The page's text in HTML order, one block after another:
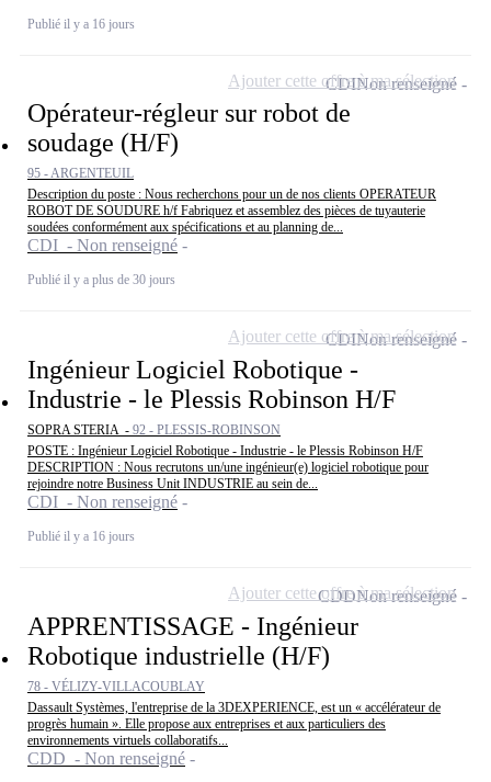
Publié il y a 16 jours
Opérateur-régleur sur robot de
soudage (H/F)
95 - ARGENTEUIL
Description du poste : Nous recherchons pour un de nos clients OPERATEUR
ROBOT DE SOUDURE h/f Fabriquez et assemblez des pièces de tuyauterie
soudées conformément aux spécifications et au planning de...
CDI - Non renseigné
Publié il y a plus de 30 jours
CDINon renseigné
Ajouter cette offre à ma sélection
Ingénieur Logiciel Robotique -
Industrie - le Plessis Robinson H/F
SOPRA STERIA - 92 - PLESSIS-ROBINSON
POSTE : Ingénieur Logiciel Robotique - Industrie - le Plessis Robinson H/F
DESCRIPTION : Nous recrutons un/une ingénieur(e) logiciel robotique pour
rejoindre notre Business Unit INDUSTRIE au sein de...
CDI - Non renseigné
Publié il y a 16 jours
CDINon renseigné
Ajouter cette offre à ma sélection
APPRENTISSAGE - Ingénieur
Robotique industrielle (H/F)
78 - VÉLIZY-VILLACOUBLAY
Dassault Systèmes, l'entreprise de la 3DEXPERIENCE, est un « accélérateur de
progrès humain ». Elle propose aux entreprises et aux particuliers des
environnements virtuels collaboratifs...
CDD - Non renseigné
CDDNon renseigné
Ajouter cette offre à ma sélection